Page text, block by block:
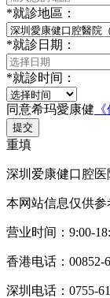
*就診地區：
*就診日期：
*就診时间：
同意希玛愛康健
提交
重填
深圳爱康健口腔
本网站信息仅供
营业时间：9:00-
香港电话：00852-
深圳电话：0755-